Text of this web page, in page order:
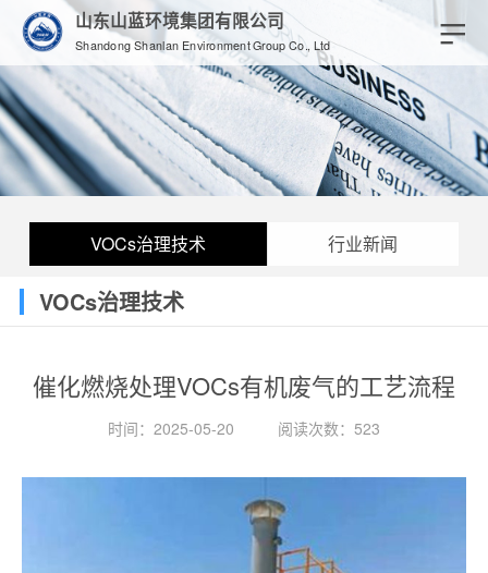
山东山蓝环境集团有限公司
Shandong Shanlan Environment Group Co., Ltd
VOCs治理技术 行业新闻
VOCs治理技术
催化燃烧处理VOCs有机废气的工艺流程
时间：2025-05-20 阅读次数：523